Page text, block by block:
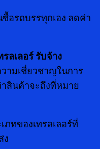
อรถบรรทุกเอง ลดค่า
รลเลอร์ รับจ้าง
ามเชี่ยวชาญในการ
สินค้าจะถึงที่หมาย
ภทของเทรลเลอร์ที่
ง